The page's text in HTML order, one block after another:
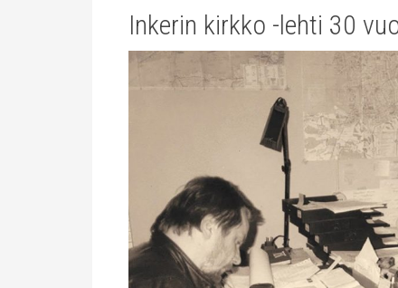
Inkerin kirkko -lehti 30